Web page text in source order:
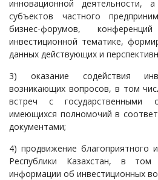
инновационной деятельности,
субъектов частного
бизнес-форумов,
инвестиционной тематике,
данных действующих и
3) оказание содействия
возникающих вопросов, в том
встреч с государственными
имеющихся полномочий в
документами;
4) продвижение благоприятного
Республики Казахстан, в том
информации об инвестиционных